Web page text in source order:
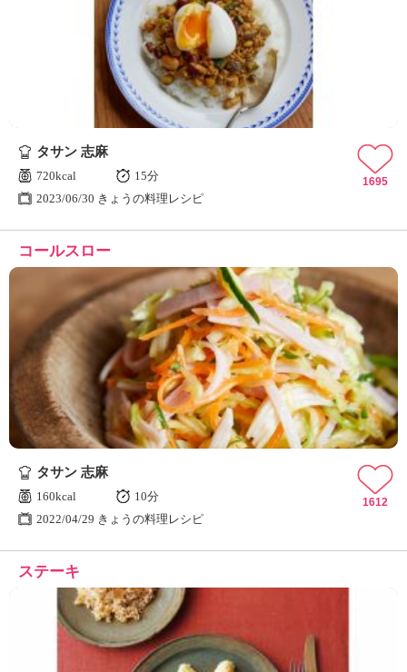
タサン 志麻
720kcal
15分
2023/06/30 きょうの料理レシピ
1695
コールスロー
タサン 志麻
160kcal
10分
2022/04/29 きょうの料理レシピ
1612
ステーキ